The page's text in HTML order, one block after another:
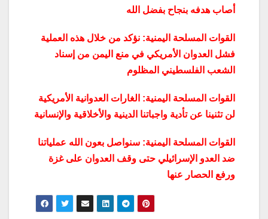
أصاب هدفه بنجاح بفضل الله
القوات المسلحة اليمنية: نؤكد من خلال هذه العملية
فشل العدوان الأمريكي في منع اليمن من إسناد
الشعب الفلسطيني المظلوم
القوات المسلحة اليمنية: الغارات العدوانية الأمريكية
لن تثنينا عن تأدية واجباتنا الدينية والأخلاقية والإنسانية
القوات المسلحة اليمنية: سنواصل بعون الله عملياتنا
ضد العدو الإسرائيلي حتى وقف العدوان على غزة
ورفع الحصار عنها